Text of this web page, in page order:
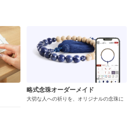
略式念珠オーダーメイド
大切な人への祈りを、オリジナルの念珠に